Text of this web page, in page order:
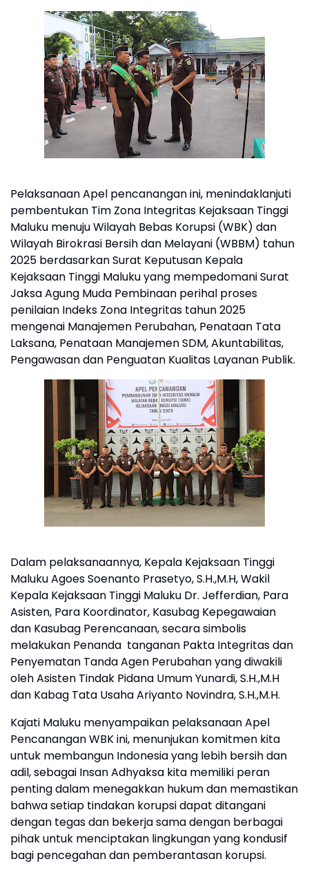
Pelaksanaan Apel pencanangan ini, menindaklanjuti
pembentukan Tim Zona Integritas Kejaksaan Tinggi
Maluku menuju Wilayah Bebas Korupsi (WBK) dan
Wilayah Birokrasi Bersih dan Melayani (WBBM) tahun
2025 berdasarkan Surat Keputusan Kepala
Kejaksaan Tinggi Maluku yang mempedomani Surat
Jaksa Agung Muda Pembinaan perihal proses
penilaian Indeks Zona Integritas tahun 2025
mengenai Manajemen Perubahan, Penataan Tata
Laksana, Penataan Manajemen SDM, Akuntabilitas,
Pengawasan dan Penguatan Kualitas Layanan Publik.
Dalam pelaksanaannya, Kepala Kejaksaan Tinggi
Maluku Agoes Soenanto Prasetyo, S.H.,M.H, Wakil
Kepala Kejaksaan Tinggi Maluku Dr. Jefferdian, Para
Asisten, Para Koordinator, Kasubag Kepegawaian
dan Kasubag Perencanaan, secara simbolis
melakukan Penanda tanganan Pakta Integritas dan
Penyematan Tanda Agen Perubahan yang diwakili
oleh Asisten Tindak Pidana Umum Yunardi, S.H.,M.H
dan Kabag Tata Usaha Ariyanto Novindra, S.H.,M.H.
Kajati Maluku menyampaikan pelaksanaan Apel
Pencanangan WBK ini, menunjukan komitmen kita
untuk membangun Indonesia yang lebih bersih dan
adil, sebagai Insan Adhyaksa kita memiliki peran
penting dalam menegakkan hukum dan memastikan
bahwa setiap tindakan korupsi dapat ditangani
dengan tegas dan bekerja sama dengan berbagai
pihak untuk menciptakan lingkungan yang kondusif
bagi pencegahan dan pemberantasan korupsi.